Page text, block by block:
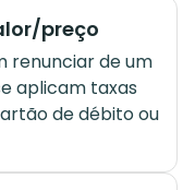
preço
renunciar de um
aplicam taxas
de débito ou